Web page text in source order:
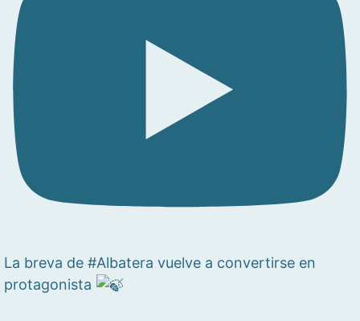
La breva de #Albatera vuelve a convertirse en
protagonista